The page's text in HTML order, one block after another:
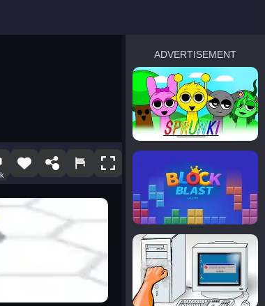
ADVERTISEMENT
sprunki
Blocky Blast!
smash it